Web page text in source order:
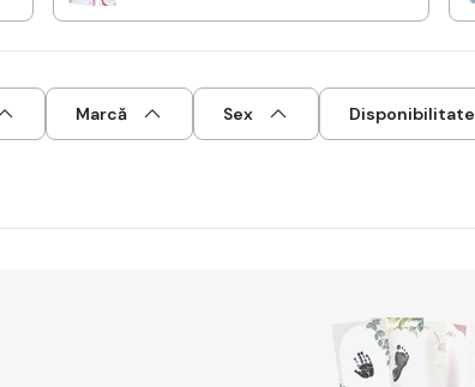
Marcă Sex Disponibilitate